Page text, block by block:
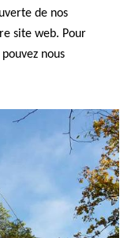
de nos
site web. Pour
nous